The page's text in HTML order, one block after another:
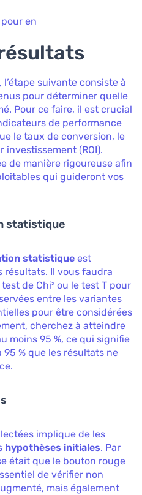
en
suivante consiste à
pour déterminer quelle
Pour ce faire, il est crucial
de performance
le taux de conversion, le
(ROI).
de manière rigoureuse afin
qui guideront vos
statistique
statistique est
résultats. Il vous faudra
de Chi² ou le test T pour
entre les variantes
pour être considérées
cherchez à atteindre
moins 95 %, ce qui signifie
% que les résultats ne
implique de les
hypothèses initiales. Par
était que le bouton rouge
de vérifier non
mais également